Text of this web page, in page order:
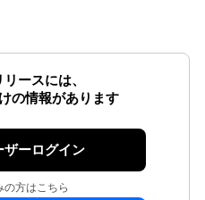
ースには、
の情報があります
ザーログイン
の方はこちら